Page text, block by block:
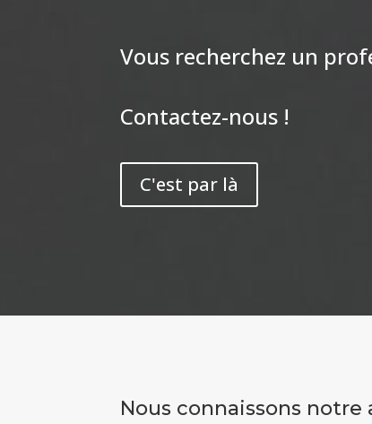
Vous recherchez un
Contactez-nous !
C'est par là
Nous connaissons